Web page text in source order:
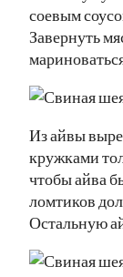
соевым
Завернуть
Из айвы
кружками
чтобы айва
ломтиков
Остальную